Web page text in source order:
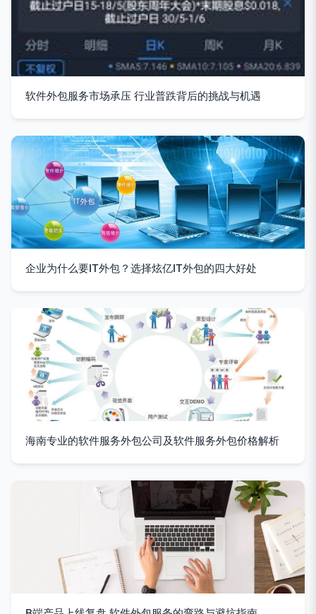
软件外包服务市场承压 行业普跌背后的挑战与机遇
企业为什么要IT外包？选择炫亿IT外包的四大好处
海南专业的软件服务外包公司及软件服务外包价格解析